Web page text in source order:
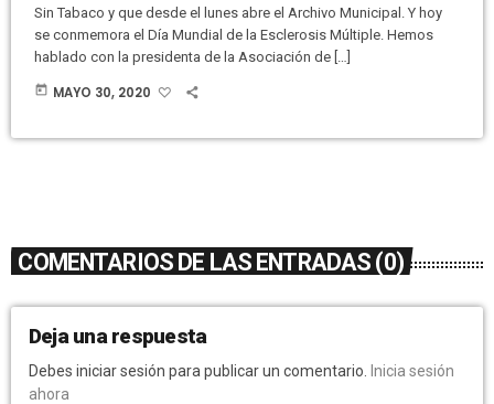
Sin Tabaco y que desde el lunes abre el Archivo Municipal. Y hoy
se conmemora el Día Mundial de la Esclerosis Múltiple. Hemos
hablado con la presidenta de la Asociación de […]
today MAYO 30, 2020
COMENTARIOS DE LAS ENTRADAS (0)
Deja una respuesta
Debes iniciar sesión para publicar un comentario.
Inicia sesión
ahora